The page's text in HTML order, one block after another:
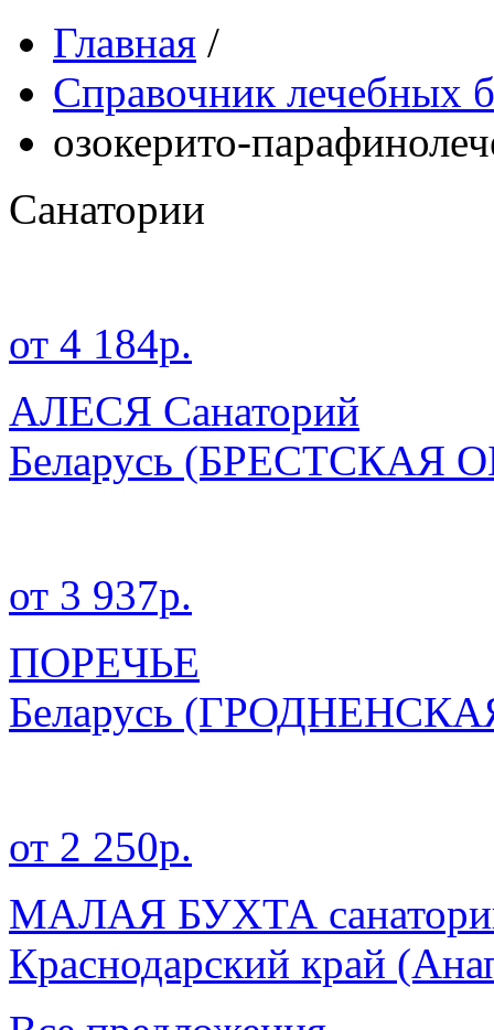
Главная /
Справочник лечебных
озокерито-
Санатории
от 4 184р.
АЛЕСЯ Санаторий
Беларусь (БРЕСТСКАЯ
от 3 937р.
ПОРЕЧЬЕ
Беларусь
от 2 250р.
МАЛАЯ БУХТА
Краснодарский край